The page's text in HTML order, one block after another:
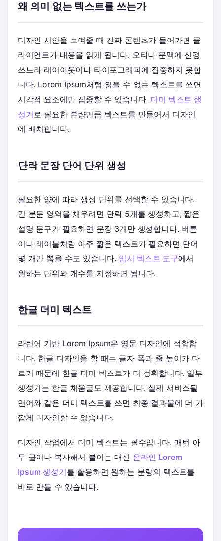
왜 의미 없는 텍스트를 쓰는가
디자인 시안을 보여줄 때 진짜 콘텐츠가 들어가면 클
라이언트가 내용을 읽게 됩니다. 오타나 문맥에 신경
쓰느라 레이아웃이나 타이포그래피에 집중하지 못합
니다. Lorem Ipsum처럼 읽을 수 없는 텍스트를 쓰면
시각적 요소에만 집중할 수 있습니다. 더미 텍스트 생
성기로 필요한 분량만큼 텍스트를 만들어서 디자인
에 배치합니다.
단락 문장 단어 단위 생성
필요한 양에 따라 생성 단위를 선택할 수 있습니다.
긴 본문 영역을 채우려면 단락 5개를 생성하고, 짧은
설명 문구가 필요하면 문장 3개만 생성합니다. 버튼
이나 레이블처럼 아주 짧은 텍스트가 필요하면 단어
몇 개만 뽑을 수도 있습니다. 임시 텍스트 도구에서
원하는 단위와 개수를 지정하면 됩니다.
한글 더미 텍스트
라틴어 기반 Lorem Ipsum은 영문 디자인에 적합합
니다. 한글 디자인을 할 때는 글자 폭과 줄 높이가 다
르기 때문에 한글 더미 텍스트가 더 정확합니다. 일부
생성기는 한글 채움글도 제공합니다. 실제 서비스될
언어와 같은 더미 텍스트를 쓰면 최종 결과물에 더 가
깝게 디자인할 수 있습니다.
디자인 작업에서 더미 텍스트는 필수입니다. 매번 아
무 글이나 복사해서 붙이는 대신 온라인 Lorem
Ipsum 생성기를 활용하면 원하는 분량의 텍스트를
바로 만들 수 있습니다.